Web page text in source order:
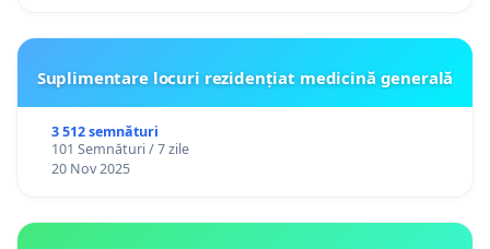
Suplimentare locuri rezidențiat medicină generală
3 512 semnături
101 Semnături / 7 zile
20 Nov 2025